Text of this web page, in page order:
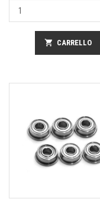
shopping_cart CARRELLO